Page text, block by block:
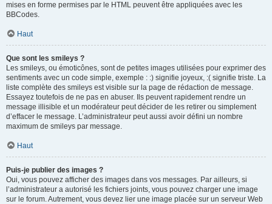
mises en forme permises par le HTML peuvent être appliquées avec les
BBCodes.
Haut
Que sont les smileys ?
Les smileys, ou émoticônes, sont de petites images utilisées pour exprimer des
sentiments avec un code simple, exemple : :) signifie joyeux, :( signifie triste. La
liste complète des smileys est visible sur la page de rédaction de message.
Essayez toutefois de ne pas en abuser. Ils peuvent rapidement rendre un
message illisible et un modérateur peut décider de les retirer ou simplement
d’effacer le message. L’administrateur peut aussi avoir défini un nombre
maximum de smileys par message.
Haut
Puis-je publier des images ?
Oui, vous pouvez afficher des images dans vos messages. Par ailleurs, si
l’administrateur a autorisé les fichiers joints, vous pouvez charger une image
sur le forum. Autrement, vous devez lier une image placée sur un serveur Web